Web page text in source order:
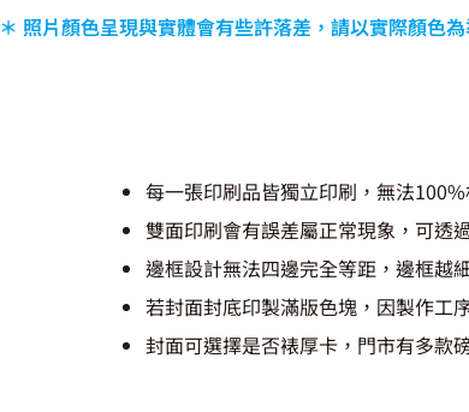
＊ 照片顏色呈現與實體會有些許落差，請以實際顏色為
每一張印刷品皆獨立印刷，無法100%
雙面印刷會有誤差屬正常現象，可透
邊框設計無法四邊完全等距，邊框越
若封面封底印製滿版色塊，因製作工
封面可選擇是否裱厚卡，門市有多款